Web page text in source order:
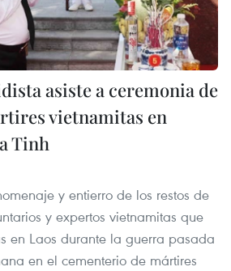
asiste a ceremonia de
vietnamitas en
Tinh
y entierro de los restos de
y expertos vietnamitas que
en Laos durante la guerra pasada
en el cementerio de mártires